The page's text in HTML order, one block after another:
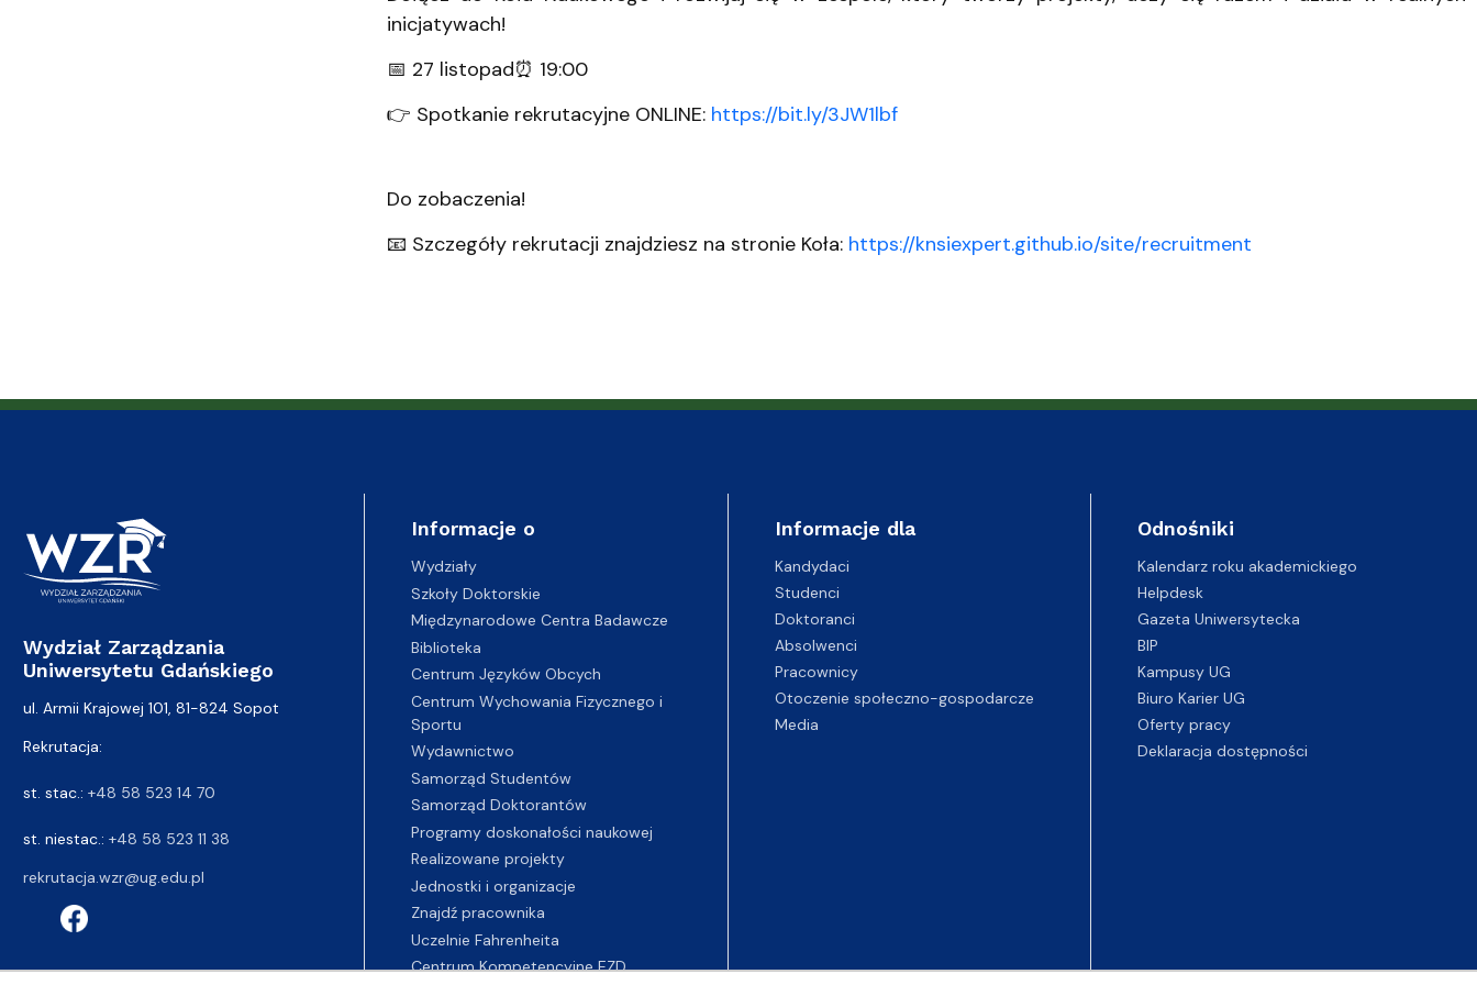
inicjatywach!
📅 27 listopad⏰ 19:00
👉 Spotkanie rekrutacyjne ONLINE: https://bit.ly/3JW1lbf
Do zobaczenia!
📧 Szczegóły rekrutacji znajdziesz na stronie Koła: https://knsiexpert.github.io/site/recruitment
Wydział Zarządzania
Uniwersytetu Gdańskiego
ul. Armii Krajowej 101, 81-824 Sopot
Rekrutacja:
st. stac.: +48 58 523 14 70
st. niestac.: +48 58 523 11 38
rekrutacja.wzr@ug.edu.pl
Informacje o
Wydziały
Szkoły Doktorskie
Międzynarodowe Centra Badawcze
Biblioteka
Centrum Języków Obcych
Centrum Wychowania Fizycznego i
Sportu
Wydawnictwo
Samorząd Studentów
Samorząd Doktorantów
Programy doskonałości naukowej
Realizowane projekty
Jednostki i organizacje
Znajdź pracownika
Uczelnie Fahrenheita
Centrum Kompetencyjne EZD
Informacje dla
Kandydaci
Studenci
Doktoranci
Absolwenci
Pracownicy
Otoczenie społeczno-gospodarcze
Media
Odnośniki
Kalendarz roku akademickiego
Helpdesk
Gazeta Uniwersytecka
BIP
Kampusy UG
Biuro Karier UG
Oferty pracy
Deklaracja dostępności